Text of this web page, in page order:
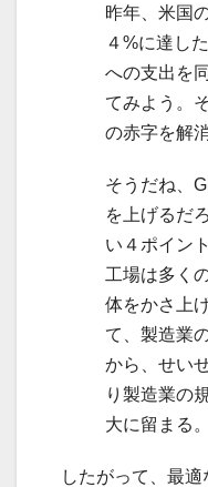
昨年、米国
４%に達し
への支出を
てみよう。
の赤字を解
そうだね、
を上げるだ
い４ポイン
工場は多く
体をかさ上
て、製造業
から、せい
り製造業の
大に留まる。
したがって、最